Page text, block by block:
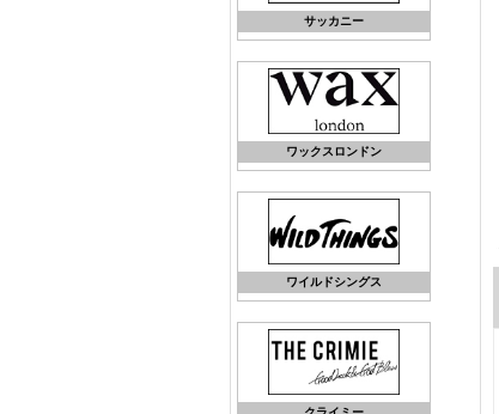
サッカニー
ワックスロンドン
ワイルドシングス